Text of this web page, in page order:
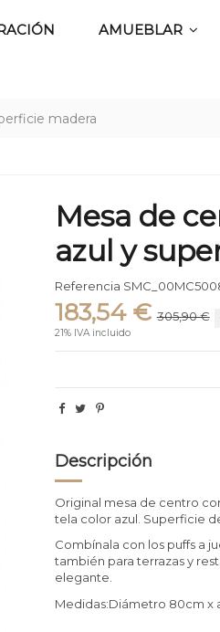
AMUEBLAR
madera
Mesa de
azul y
Referencia
183,54 € 305,90 €
21% IVA incluido
Descripción
Original mesa de centro
tela color azul. Superficie
Combínala con los puffs a
también para terrazas y
elegante.
Medidas:Diámetro 80cm x